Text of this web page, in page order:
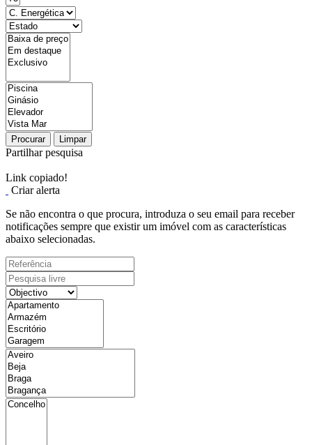
Procurar Limpar
Partilhar pesquisa
Link copiado!
Criar alerta
Se não encontra o que procura, introduza o seu email para receber
notificações sempre que existir um imóvel com as características
abaixo selecionadas.